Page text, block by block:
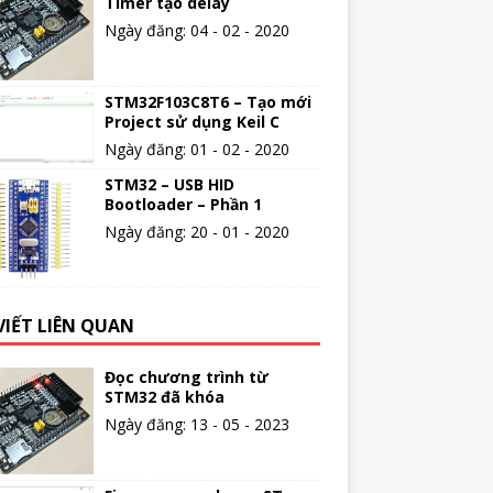
Ngày đăng: 04 - 02 - 2020
STM32F103C8T6 – Tạo mới
Project sử dụng Keil C
Ngày đăng: 01 - 02 - 2020
STM32 – USB HID
Bootloader – Phần 1
Ngày đăng: 20 - 01 - 2020
LIÊN QUAN
Đọc chương trình từ
STM32 đã khóa
Ngày đăng: 13 - 05 - 2023